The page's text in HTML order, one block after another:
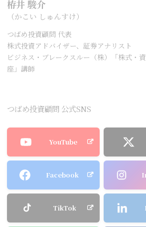
栫井 駿介
（かこい しゅんすけ）
つばめ投資顧問 代表
株式投資アドバイザー、証券アナリスト
ビジネス・ブレークスルー（株）「株式・
座」講師
つばめ投資顧問 公式SNS
YouTube
Facebook
TikTok